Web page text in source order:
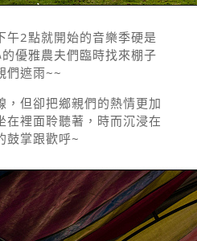
午2點就開始的音樂季硬是
優雅農夫們臨時找來棚子
們遮雨~~
，但卻把鄉親們的熱情更加
在裡面聆聽著，時而沉浸在
鼓掌跟歡呼~